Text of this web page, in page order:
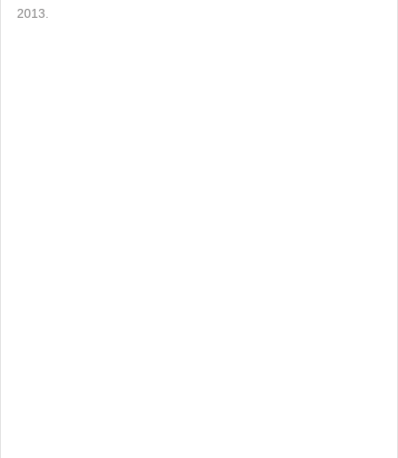
2013.